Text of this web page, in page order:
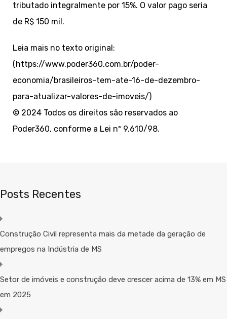
tributado integralmente por 15%. O valor pago seria
de R$ 150 mil.
Leia mais no texto original:
(https://www.poder360.com.br/poder-
economia/brasileiros-tem-ate-16-de-dezembro-
para-atualizar-valores-de-imoveis/)
© 2024 Todos os direitos são reservados ao
Poder360, conforme a Lei nº 9.610/98.
Posts Recentes
Construção Civil representa mais da metade da geração de
empregos na Indústria de MS
Setor de imóveis e construção deve crescer acima de 13% em MS
em 2025